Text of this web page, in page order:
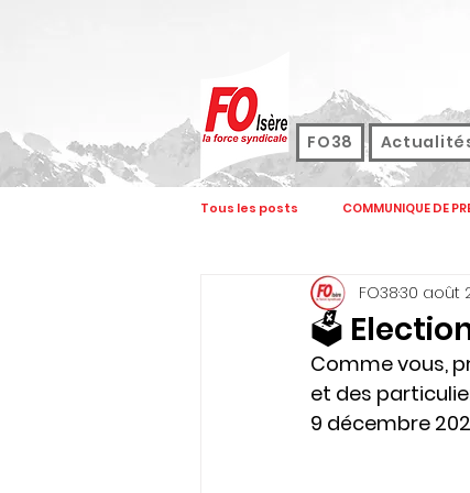
FO38
Tous les posts COMMUNIQUE DE
FORMATION
ASSEMBLEE GENERALE
🗳
FO3830 août
Comme vous,
et des
9 décembre